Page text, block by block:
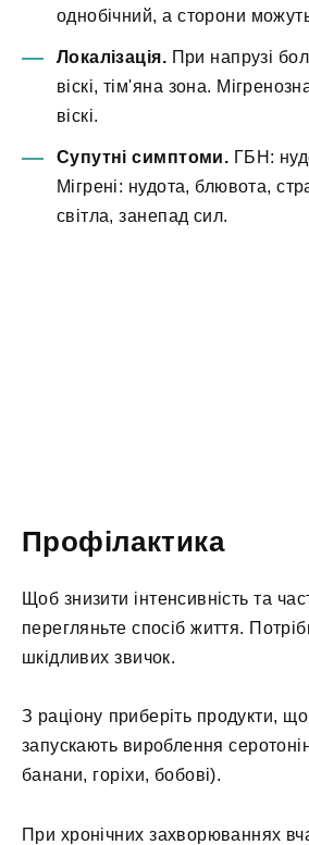
однобічний, а сторони
Локалізація.При напрузі
віскі, тім'яна зона.
віскі.
Супутні симптоми. ГБН:
Мігрені: нудота, блювота,
світла, занепад сил.
Профілактика
Щоб знизити інтенсивність та
перегляньте спосіб життя.
шкідливих звичок.
З раціону приберіть продукти, що
запускають вироблення
банани, горіхи, бобові).
При хронічних захворюваннях